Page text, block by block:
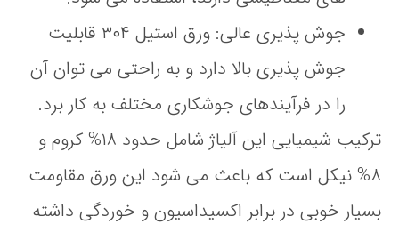
جوش‌ پذیری عالی
: ورق استیل ۳۰۴ قابلیت
جوش‌ پذیری بالا دارد و به راحتی می‌ توان آن
را در فرآیندهای جوشکاری مختلف به کار برد.
ترکیب شیمیایی این آلیاژ شامل حدود ۱۸% کروم و
۸% نیکل است که باعث می‌ شود این ورق مقاومت
بسیار خوبی در برابر اکسیداسیون و خوردگی داشته